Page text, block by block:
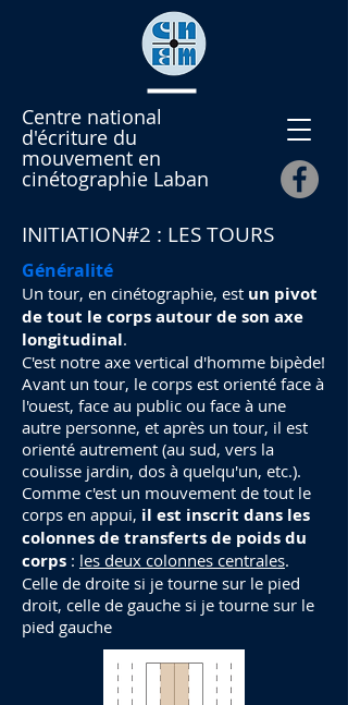
Centre national
d'écriture du
mouvement en
cinétographie Laban
INITIATION#2 : LES TOURS
Généralité
Un tour, en cinétographie, est un pivot
de tout le corps autour de son axe
longitudinal.
C'est notre axe vertical d'homme bipède!
Avant un tour, le corps est orienté face à
l'ouest, face au public ou face à une
autre personne, et après un tour, il est
orienté autrement (au sud, vers la
coulisse jardin, dos à quelqu'un, etc.).
Comme c'est un mouvement de tout le
corps en appui, il est inscrit dans les
colonnes de transferts de poids du
corps : les deux colonnes centrales.
Celle de droite si je tourne sur le pied
droit, celle de gauche si je tourne sur le
pied gauche